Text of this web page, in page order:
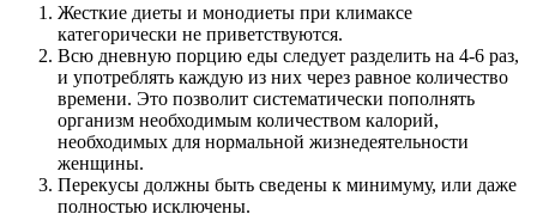
Жесткие диеты и монодиеты при климаксе
категорически не приветствуются.
Всю дневную порцию еды следует разделить на 4-6 раз,
и употреблять каждую из них через равное количество
времени. Это позволит систематически пополнять
организм необходимым количеством калорий,
необходимых для нормальной жизнедеятельности
женщины.
Перекусы должны быть сведены к минимуму, или даже
полностью исключены.